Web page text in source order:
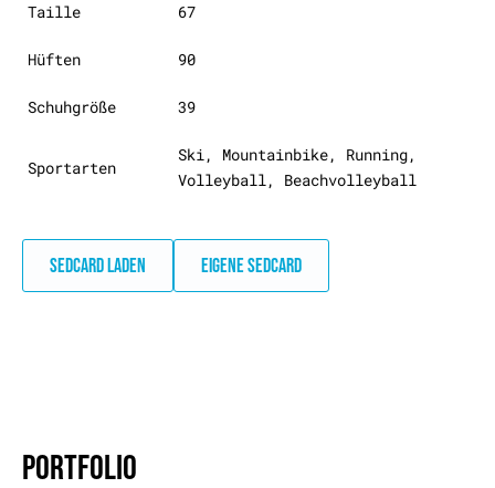
Taille 67
Hüften 90
Schuhgröße 39
Sportarten
Ski, Mountainbike, Running,
Volleyball, Beachvolleyball
SEDCARD LADEN EIGENE SEDCARD
PORTFOLIO